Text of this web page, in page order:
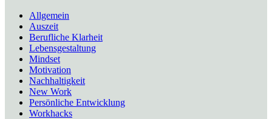
Allgemein
Auszeit
Berufliche Klarheit
Lebensgestaltung
Mindset
Motivation
Nachhaltigkeit
New Work
Persönliche Entwicklung
Workhacks